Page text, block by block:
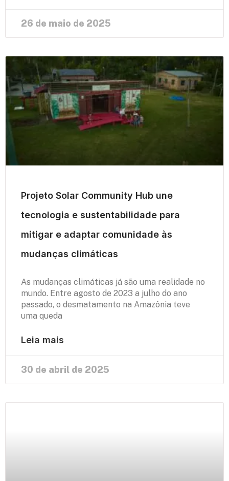
26 de maio de 2025
Projeto Solar Community Hub une
tecnologia e sustentabilidade para
mitigar e adaptar comunidade às
mudanças climáticas
As mudanças climáticas já são uma realidade no
mundo. Entre agosto de 2023 a julho do ano
passado, o desmatamento na Amazônia teve
uma queda
Leia mais
30 de abril de 2025